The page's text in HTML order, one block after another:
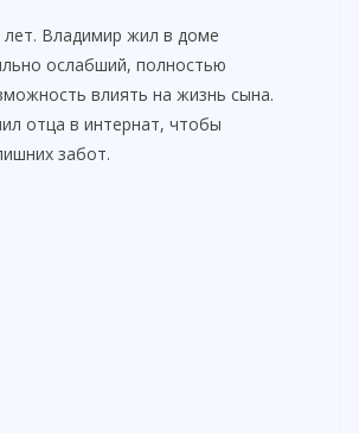
Владимир жил в доме
ослабший, полностью
влиять на жизнь сына.
отца в интернат, чтобы
забот.